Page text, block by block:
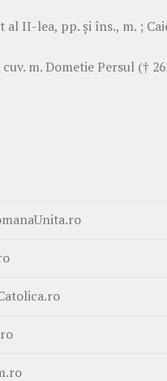
al II-lea, pp. şi îns., m. ;
cuv. m. Dometie Persul (†